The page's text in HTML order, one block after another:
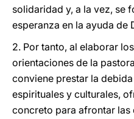
solidaridad y, a la vez, se
esperanza en la ayuda de
2. Por tanto, al elaborar
orientaciones de la
conviene prestar la
espirituales y culturales,
concreto para afrontar